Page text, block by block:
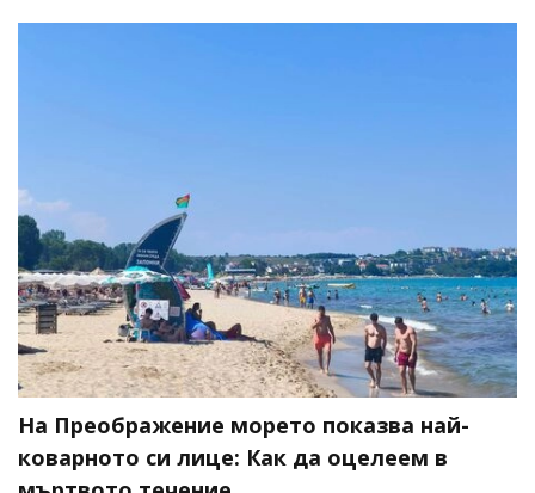
На Преображение морето показва най-
коварното си лице: Как да оцелеем в